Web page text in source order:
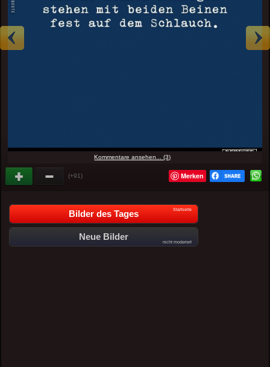
Kommentare ansehen... (3)
(+91) Merken
Bilder des Tages Startseite
Neue Bilder
nicht moderiert